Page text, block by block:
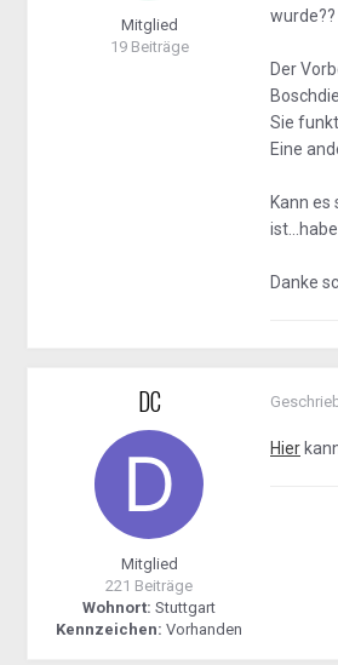
Mitglied
19 Beiträge
wurde??
Der
Sie
Eine
Kann
Danke
DC
Mitglied
221 Beiträge
Wohnort: Stuttgart
Kennzeichen: Vorhanden
Hier